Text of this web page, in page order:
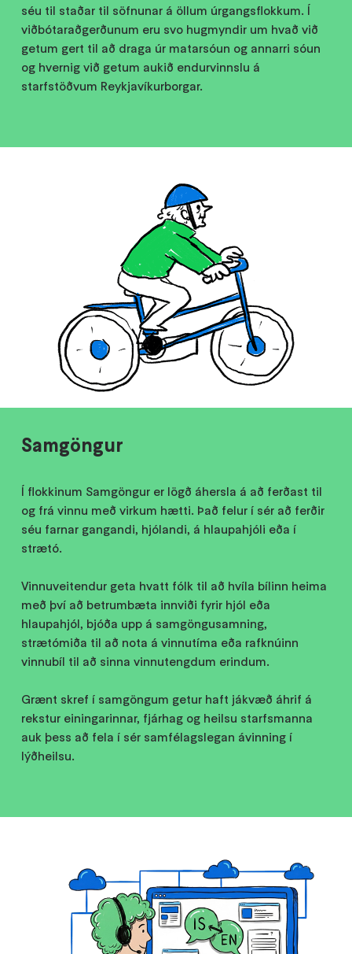
séu til staðar til söfnunar á öllum úrgangsflokkum. Í
viðbótaraðgerðunum eru svo hugmyndir um hvað við
getum gert til að draga úr matarsóun og annarri sóun
og hvernig við getum aukið endurvinnslu á
starfstöðvum Reykjavíkurborgar.
Samgöngur
Í flokkinum Samgöngur er lögð áhersla á að ferðast til
og frá vinnu með virkum hætti. Það felur í sér að ferðir
séu farnar gangandi, hjólandi, á hlaupahjóli eða í
strætó.
Vinnuveitendur geta hvatt fólk til að hvíla bílinn heima
með því að betrumbæta innviði fyrir hjól eða
hlaupahjól, bjóða upp á samgöngusamning,
strætómiða til að nota á vinnutíma eða rafknúinn
vinnubíl til að sinna vinnutengdum erindum.
Grænt skref í samgöngum getur haft jákvæð áhrif á
rekstur einingarinnar, fjárhag og heilsu starfsmanna
auk þess að fela í sér samfélagslegan ávinning í
lýðheilsu.